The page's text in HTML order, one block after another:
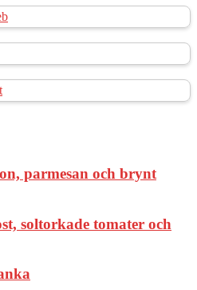
parmesan och brynt
soltorkade tomater och